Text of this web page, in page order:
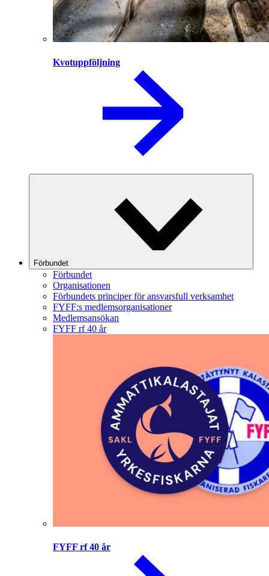
Kvotuppföljning
Förbundet
Förbundet
Organisationen
Förbundets principer för ansvarsfull verksamhet
FYFF:s medlemsorganisationer
Medlemsansökan
FYFF rf 40 år
FYFF rf 40 år